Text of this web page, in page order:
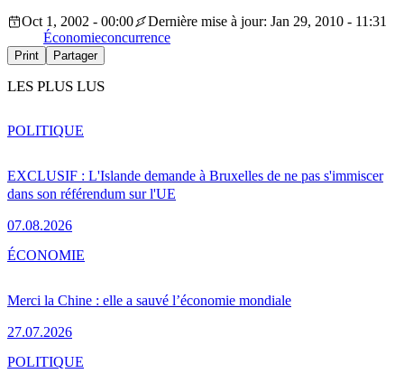
Oct 1, 2002 - 00:00
Dernière mise à jour: Jan 29, 2010 - 11:31
Économieconcurrence
Print Partager
LES PLUS LUS
EXCLUSIF : L'Islande demande à Bruxelles de ne pas s'immiscer
dans son référendum sur l'UE
07.08.2026
POLITIQUE
Merci la Chine : elle a sauvé l’économie mondiale
27.07.2026
ÉCONOMIE
POLITIQUE